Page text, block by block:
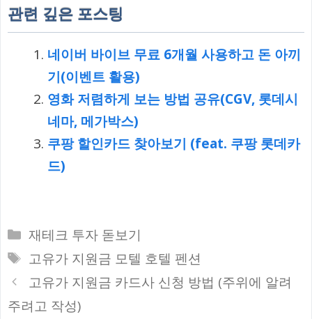
관련 깊은 포스팅
네이버 바이브 무료 6개월 사용하고 돈 아끼
기(이벤트 활용)
영화 저렴하게 보는 방법 공유(CGV, 롯데시
네마, 메가박스)
쿠팡 할인카드 찾아보기 (feat. 쿠팡 롯데카
드)
카
테
리
재테크 투자 돋보기
태
그
고유가 지원금 모텔 호텔 펜션
고유가 지원금 카드사 신청 방법 (주위에 알려
주려고 작성)